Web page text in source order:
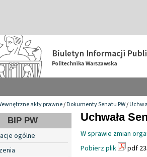
akty prawne/Dokumenty Senatu PW/
BIP PW
ogólne
Uchwała
W sprawie zmian
Pobierz plik
pdf